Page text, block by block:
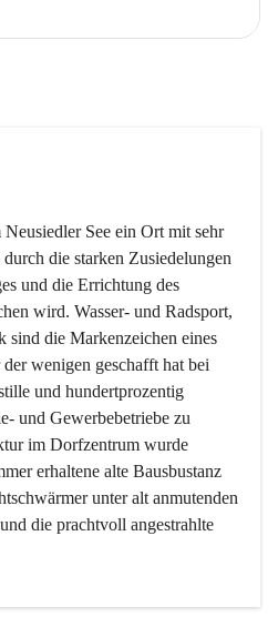
See ein Ort mit sehr
die starken Zusiedelungen
und die Errichtung des
wird. Wasser- und Radsport,
die Markenzeichen eines
wenigen geschafft hat bei
und hundertprozentig
und Gewerbebetriebe zu
im Dorfzentrum wurde
erhaltene alte Bausbustanz
unter alt anmutenden
die prachtvoll angestrahlte
nicht mehr, ist aber integrativer